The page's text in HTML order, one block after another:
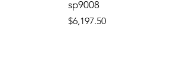
sp9008
Precio
$6,197.50